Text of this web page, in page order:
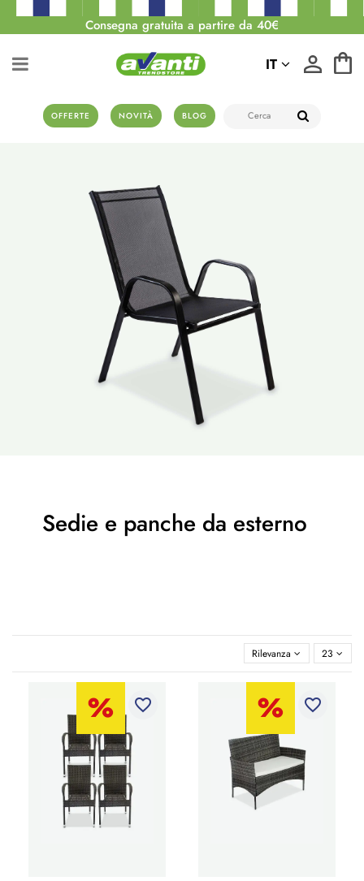
Consegna gratuita a partire da 40€
OFFERTE NOVITÀ BLOG
IT
Sedie e panche da esterno
Rilevanza 23
favorite_border favorite_border